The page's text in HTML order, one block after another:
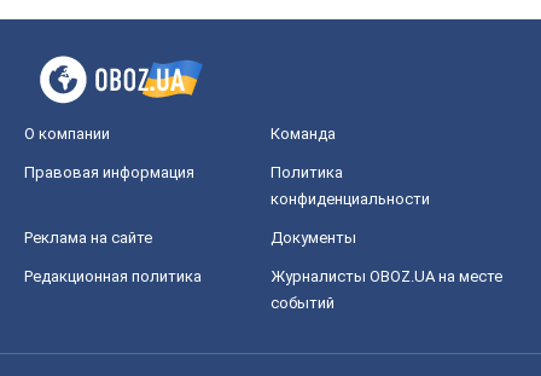
О компании Команда
Правовая информация
Политика
конфиденциальности
Реклама на сайте Документы
Редакционная политика
Журналисты OBOZ.UA на месте
событий